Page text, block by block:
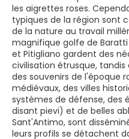
les aigrettes roses.
typiques de la région sont
de la nature au travail
magnifique golfe de
et Pitigliano gardent des
civilisation étrusque,
des souvenirs de l'époque
médiévaux, des villes
systèmes de défense, des
disant pievi) et de belles
Sant'Antimo, sont
leurs profils se détachent